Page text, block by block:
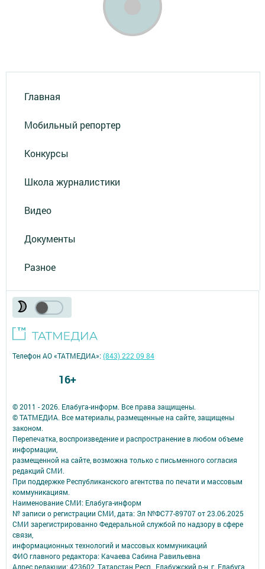
Главная
Мобильный репортер
Конкурсы
Школа журналистики
Видео
Документы
Разное
© 2011 - 2026. Елабуга-информ. Все права защищены.
© ТАТМЕДИА. Все материалы, размещенные на сайте, защищены
законом.
Перепечатка, воспроизведение и распространение в любом объеме
информации,
размещенной на сайте, возможна только с письменного согласия
редакций СМИ.
При поддержке Республиканского агентства по печати и массовым
коммуникациям.
Наименование СМИ: Елабуга-информ
№ записи о регистрации СМИ, дата: Эл №ФС77-89707 от 23.06.2025
СМИ зарегистрированно Федеральной службой по надзору в сфере
связи,
информационных технологий и массовых коммуникаций
ФИО главного редактора: Качаева Сабина Равильевна
Адрес редакции: 423602, Татарстан Респ., Елабужский р-н, г. Елабуга,
Телефон АО «ТАТМЕДИА»:(843) 222 09 84
16+